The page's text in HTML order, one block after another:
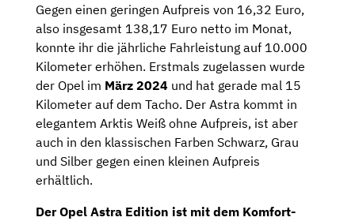
Gegen einen geringen Aufpreis von 16,32 Euro,
also insgesamt 138,17 Euro netto im Monat,
konnte ihr die jährliche Fahrleistung auf 10.000
Kilometer erhöhen. Erstmals zugelassen wurde
der Opel im März 2024 und hat gerade mal 15
Kilometer auf dem Tacho. Der Astra kommt in
elegantem Arktis Weiß ohne Aufpreis, ist aber
auch in den klassischen Farben Schwarz, Grau
und Silber gegen einen kleinen Aufpreis
erhältlich.
Der Opel Astra Edition ist mit dem Komfort-